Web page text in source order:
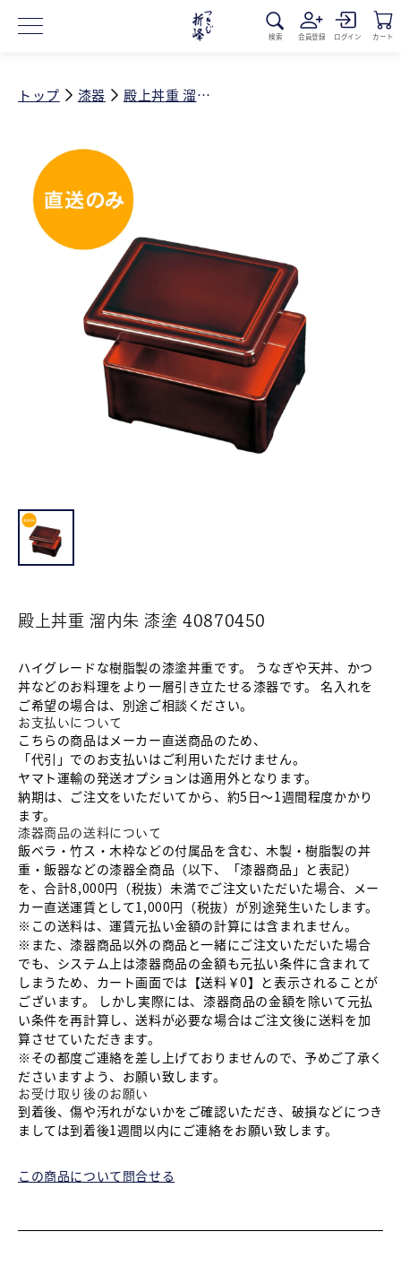
ンツに
進む
検索 会員登録 ログイン カート
トップ 漆器 殿上丼重 溜内朱 漆塗 40870450
殿上丼重 溜内朱 漆塗 40870450
ハイグレードな樹脂製の漆塗丼重です。 うなぎや天丼、かつ
丼などのお料理をより一層引き立たせる漆器です。 名入れを
ご希望の場合は、別途ご相談ください。
お支払いについて
こちらの商品はメーカー直送商品のため、
「代引」でのお支払いはご利用いただけません。
ヤマト運輸の発送オプションは適用外となります。
納期は、ご注文をいただいてから、約5日～1週間程度かかり
ます。
漆器商品の送料について
飯ベラ・竹ス・木枠などの付属品を含む、木製・樹脂製の丼
重・飯器などの漆器全商品（以下、「漆器商品」と表記）
を、合計8,000円（税抜）未満でご注文いただいた場合、メー
カー直送運賃として1,000円（税抜）が別途発生いたします。
※この送料は、運賃元払い金額の計算には含まれません。
※また、漆器商品以外の商品と一緒にご注文いただいた場合
でも、システム上は漆器商品の金額も元払い条件に含まれて
しまうため、カート画面では【送料￥0】と表示されることが
ございます。 しかし実際には、漆器商品の金額を除いて元払
い条件を再計算し、送料が必要な場合はご注文後に送料を加
算させていただきます。
※その都度ご連絡を差し上げておりませんので、予めご了承く
ださいますよう、お願い致します。
お受け取り後のお願い
到着後、傷や汚れがないかをご確認いただき、破損などにつき
ましては到着後1週間以内にご連絡をお願い致します。
この商品について問合せる